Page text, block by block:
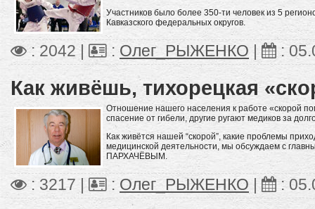
Участников было более 350-ти человек из 5
Кавказского федеральных округов.
: 2042 | : Олег_РЫЖЕНКО | :
Как живёшь, тихорецкая
Отношение нашего населения к работе «скорой
спасение от гибели, другие ругают медиков за
Как живётся нашей “скорой”, какие проблемы
медицинской деятельности, мы обсуждаем с
ПАРХАЧЁВЫМ.
: 3217 | : Олег_РЫЖЕНКО| :